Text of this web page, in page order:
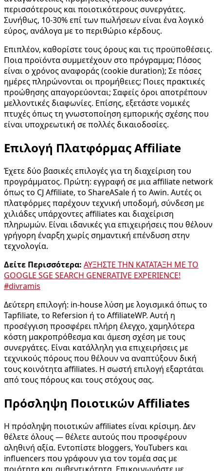
περισσότερους και ποιοτικότερους συνεργάτες.
Συνήθως, 10-30% επί των πωλήσεων είναι ένα λογικό
εύρος, ανάλογα με το περιθώριο κέρδους.
Επιπλέον, καθορίστε τους όρους και τις προϋποθέσεις.
Ποια προϊόντα συμμετέχουν στο πρόγραμμα; Πόσος
είναι ο χρόνος αναφοράς (cookie duration); Σε πόσες
ημέρες πληρώνονται οι προμήθειες; Ποιες πρακτικές
προώθησης απαγορεύονται; Σαφείς όροι αποτρέπουν
μελλοντικές διαφωνίες. Επίσης, εξετάστε νομικές
πτυχές όπως τη γνωστοποίηση εμπορικής σχέσης που
είναι υποχρεωτική σε πολλές δικαιοδοσίες.
Επιλογή Πλατφόρμας Affiliate
Έχετε δύο βασικές επιλογές για τη διαχείριση του
προγράμματος. Πρώτη: εγγραφή σε μια affiliate network
όπως το CJ Affiliate, το ShareASale ή το Awin. Αυτές οι
πλατφόρμες παρέχουν τεχνική υποδομή, σύνδεση με
χιλιάδες υπάρχοντες affiliates και διαχείριση
πληρωμών. Είναι ιδανικές για επιχειρήσεις που θέλουν
γρήγορη έναρξη χωρίς σημαντική επένδυση στην
τεχνολογία.
Δείτε Περισσότερα: ΑΥΞΗΣΤΕ ΤΗΝ ΚΑΤΑΤΑΞΗ ΜΕ ΤΟ
GOOGLE SGE SEARCH GENERATIVE EXPERIENCE!
#divramis
Δεύτερη επιλογή: in-house λύση με λογισμικά όπως το
Tapfiliate, το Refersion ή το AffiliateWP. Αυτή η
προσέγγιση προσφέρει πλήρη έλεγχο, χαμηλότερα
κόστη μακροπρόθεσμα και άμεση σχέση με τους
συνεργάτες. Είναι κατάλληλη για επιχειρήσεις με
τεχνικούς πόρους που θέλουν να αναπτύξουν δική
τους κοινότητα affiliates. Η σωστή επιλογή εξαρτάται
από τους πόρους και τους στόχους σας.
Πρόσληψη Ποιοτικών Affiliates
Η πρόσληψη ποιοτικών affiliates είναι κρίσιμη. Δεν
θέλετε όλους — θέλετε αυτούς που προσφέρουν
αληθινή αξία. Εντοπίστε bloggers, YouTubers και
influencers που γράφουν για τον τομέα σας με